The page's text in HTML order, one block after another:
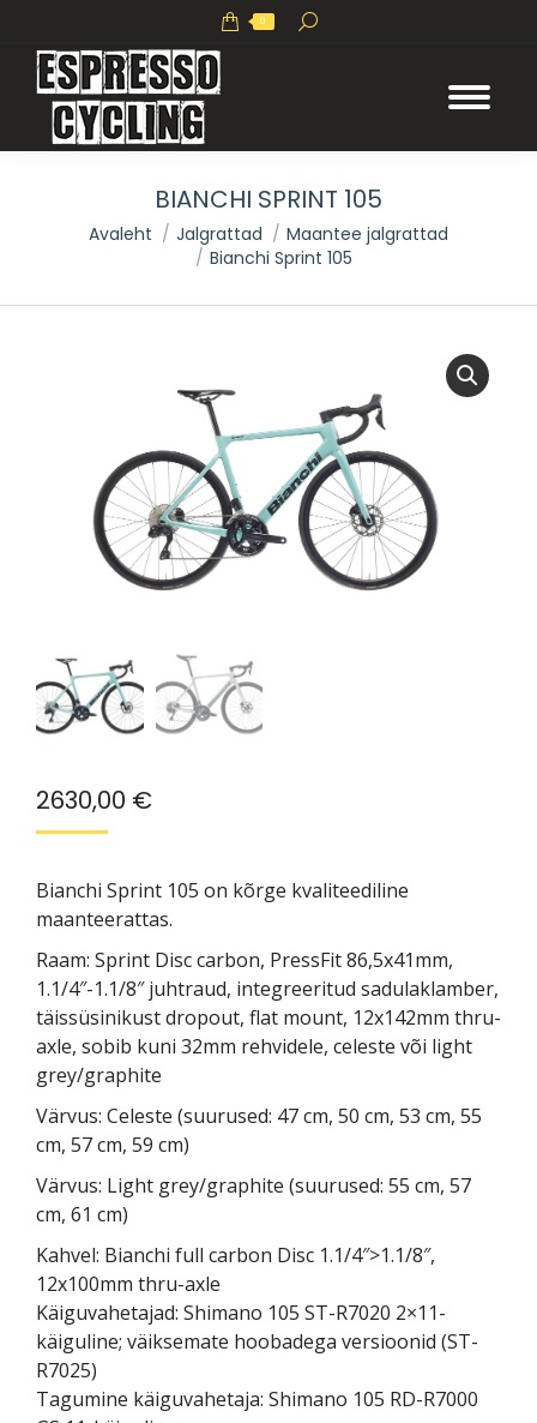
0 Search:
BIANCHI SPRINT 105
You are here:
Avaleht Jalgrattad
Maantee jalgrattad
Bianchi Sprint 105
2630,00 €
Bianchi Sprint 105 on kõrge kvaliteediline
maanteerattas.
Raam: Sprint Disc carbon, PressFit 86,5x41mm,
1.1/4″-1.1/8″ juhtraud, integreeritud sadulaklamber,
täissüsinikust dropout, flat mount, 12x142mm thru-
axle, sobib kuni 32mm rehvidele, celeste või light
grey/graphite
Värvus: Celeste (suurused: 47 cm, 50 cm, 53 cm, 55
cm, 57 cm, 59 cm)
Värvus: Light grey/graphite (suurused: 55 cm, 57
cm, 61 cm)
Kahvel: Bianchi full carbon Disc 1.1/4″>1.1/8″,
12x100mm thru-axle
Käiguvahetajad: Shimano 105 ST-R7020 2×11-
käiguline; väiksemate hoobadega versioonid (ST-
R7025)
Tagumine käiguvahetaja: Shimano 105 RD-R7000